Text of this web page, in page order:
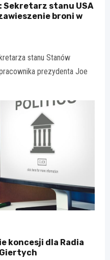
Sekretarz stanu USA
broni w
stanu Stanów
prezydenta Joe
koncesji dla Radia